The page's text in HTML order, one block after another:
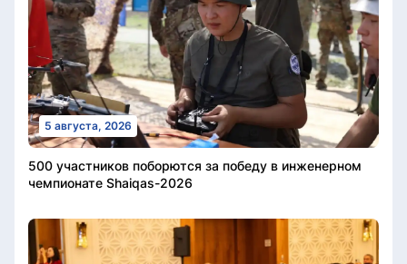
5 августа, 2026
500 участников поборются за победу в инженерном
чемпионате Shaiqas-2026